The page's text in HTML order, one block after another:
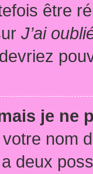
être
J’ai
je ne
nom
deux